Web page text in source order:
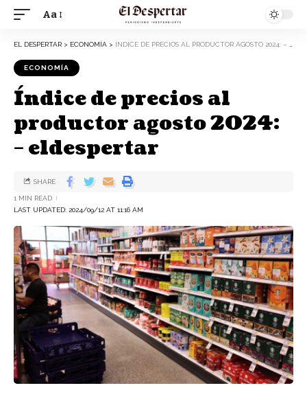
Aa
EL DESPERTAR > ECONOMÍA > ÍNDICE DE PRECIOS AL PRODUCTOR AGOSTO 2024: – ELDESPERTAR
ECONOMÍA
Índice de precios al
productor agosto 2024:
– eldespertar
LAST UPDATED: 2024/09/12 AT 11:16 AM
1 MIN READ
SHARE